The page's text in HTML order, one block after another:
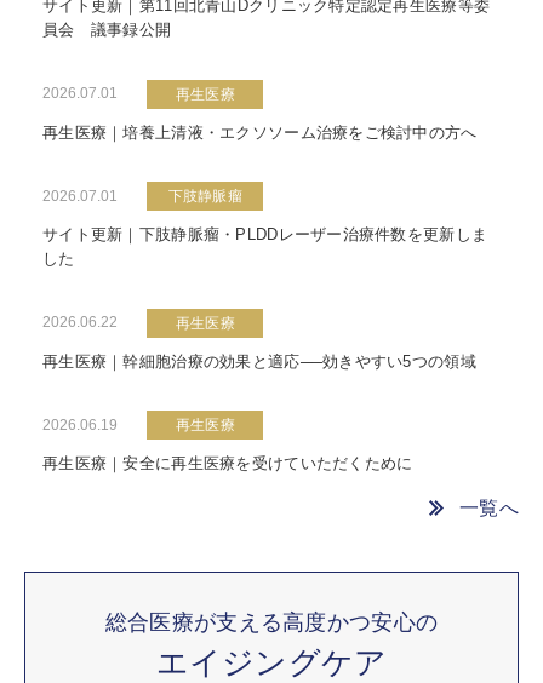
サイト更新｜第11回北青山Dクリニック特定認定再生医療等委
員会 議事録公開
2026.07.01 再生医療
再生医療｜培養上清液・エクソソーム治療をご検討中の方へ
2026.07.01 下肢静脈瘤
サイト更新｜下肢静脈瘤・PLDDレーザー治療件数を更新しま
した
2026.06.22 再生医療
再生医療｜幹細胞治療の効果と適応──効きやすい5つの領域
2026.06.19 再生医療
再生医療｜安全に再生医療を受けていただくために
一覧へ
総合医療が支える高度かつ安心の
エイジングケア